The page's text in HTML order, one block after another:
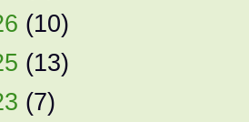
(10)
(13)
(7)